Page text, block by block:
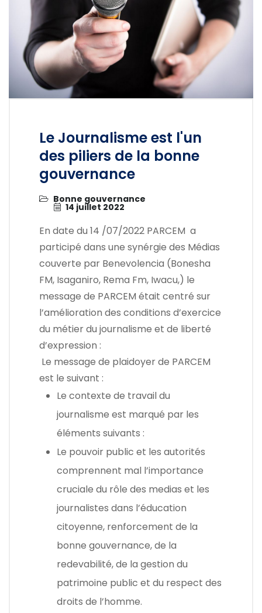
Le Journalisme est l'un
des piliers de la bonne
gouvernance
Bonne gouvernance
14 juillet 2022
En date du 14 /07/2022 PARCEM a
participé dans une synérgie des Médias
couverte par Benevolencia (Bonesha
FM, Isaganiro, Rema Fm, Iwacu,) le
message de PARCEM était centré sur
l’amélioration des conditions d’exercice
du métier du journalisme et de liberté
d’expression :
Le message de plaidoyer de PARCEM
est le suivant :
Le contexte de travail du
journalisme est marqué par les
éléments suivants :
Le pouvoir public et les autorités
comprennent mal l’importance
cruciale du rôle des medias et les
journalistes dans l’éducation
citoyenne, renforcement de la
bonne gouvernance, de la
redevabilité, de la gestion du
patrimoine public et du respect des
droits de l’homme.